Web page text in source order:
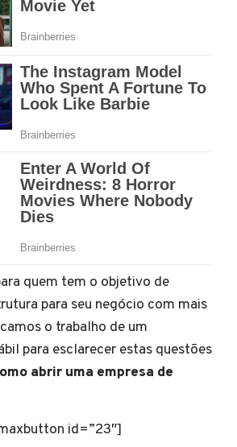
quem tem o objetivo de
para seu negócio com mais
o trabalho de um
para esclarecer estas questões
abrir uma empresa de
id=”23″]